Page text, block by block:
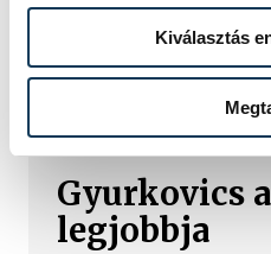
Kiválasztás
Gyurkovics
legjobbja